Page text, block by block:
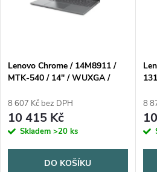
Lenovo Chrome / 14M8911 /
MTK-540 / 14" / WUXGA /
G57 / Chrome / Gray / 2R
8 607 Kč bez DPH
10 415 Kč
Skladem >20 ks
DO KOŠÍKU
8